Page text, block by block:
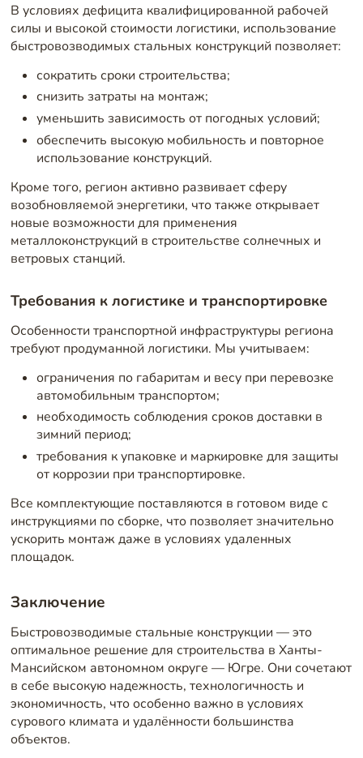
В условиях дефицита квалифицированной рабочей
силы и высокой стоимости логистики, использование
быстровозводимых стальных конструкций позволяет:
сократить сроки строительства;
снизить затраты на монтаж;
уменьшить зависимость от погодных условий;
обеспечить высокую мобильность и повторное
использование конструкций.
Кроме того, регион активно развивает сферу
возобновляемой энергетики, что также открывает
новые возможности для применения
металлоконструкций в строительстве солнечных и
ветровых станций.
Требования к логистике и транспортировке
Особенности транспортной инфраструктуры региона
требуют продуманной логистики. Мы учитываем:
ограничения по габаритам и весу при перевозке
автомобильным транспортом;
необходимость соблюдения сроков доставки в
зимний период;
требования к упаковке и маркировке для защиты
от коррозии при транспортировке.
Все комплектующие поставляются в готовом виде с
инструкциями по сборке, что позволяет значительно
ускорить монтаж даже в условиях удаленных
площадок.
Заключение
Быстровозводимые стальные конструкции — это
оптимальное решение для строительства в Ханты-
Мансийском автономном округе — Югре. Они сочетают
в себе высокую надежность, технологичность и
экономичность, что особенно важно в условиях
сурового климата и удалённости большинства
объектов.